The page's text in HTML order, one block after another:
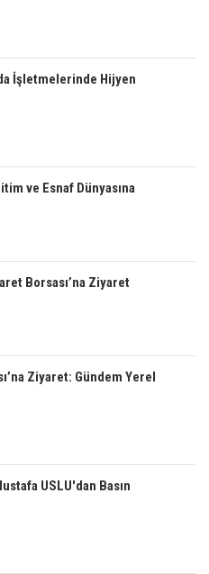
İşletmelerinde Hijyen
ve Esnaf Dünyasına
Borsası’na Ziyaret
Ziyaret: Gündem Yerel
USLU'dan Basın